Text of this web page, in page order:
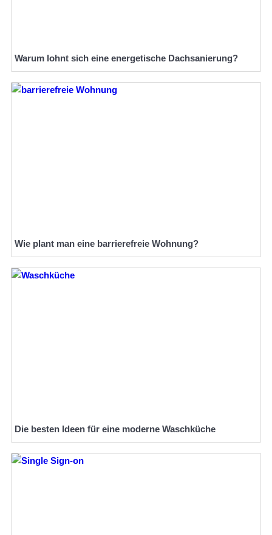
Warum lohnt sich eine energetische Dachsanierung?
Wie plant man eine barrierefreie Wohnung?
Die besten Ideen für eine moderne Waschküche